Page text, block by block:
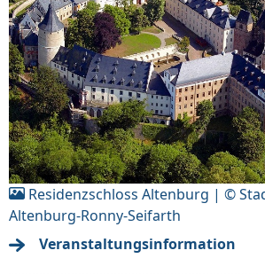
Residenzschloss Altenburg | ©
Altenburg-Ronny-Seifarth
Veranstaltungsinformation